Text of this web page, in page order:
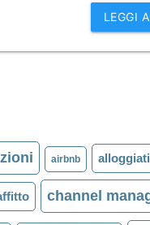
LEGGI
airbnb
channel